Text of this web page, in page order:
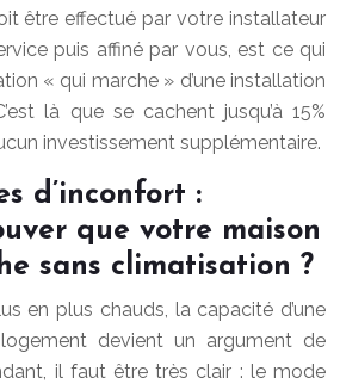
être effectué par votre installateur
puis affiné par vous, est ce qui
« qui marche » d’une installation
là que se cachent jusqu’à 15%
investissement supplémentaire.
d’inconfort :
que votre maison
sans climatisation ?
en plus chauds, la capacité d’une
devient un argument de
il faut être très clair : le mode